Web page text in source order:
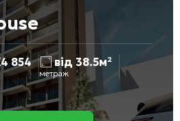
4 854 від 38.5м²
метраж